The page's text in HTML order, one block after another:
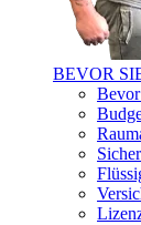
BEVOR